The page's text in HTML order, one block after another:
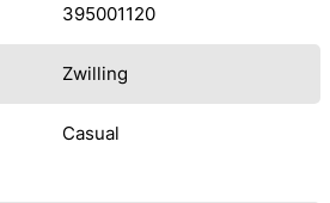
395001120
Zwilling
Casual